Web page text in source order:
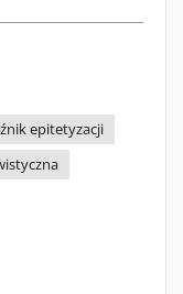
epitetyzacji